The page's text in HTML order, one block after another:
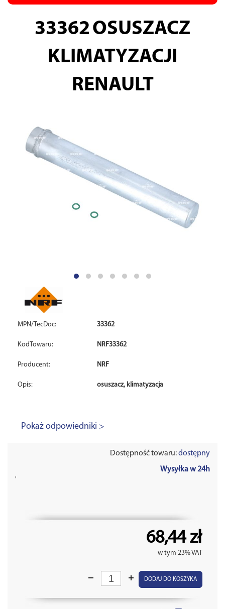
33362OSUSZACZ
KLIMATYZACJI
RENAULT
MPN/TecDoc: 33362
KodTowaru: NRF33362
Producent: NRF
Opis: osuszacz, klimatyzacja
Pokaż odpowiedniki >
Dostępność towaru:dostępny
Wysyłka w 24h
'
68,44 zł
w tym 23% VAT
DODAJ DO KOSZYKA